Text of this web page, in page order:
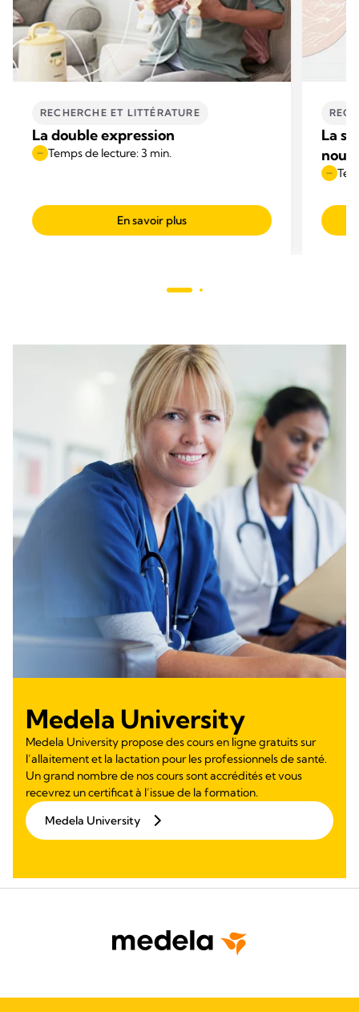
RECHERCHE ET LITTÉRATURE
La double expression
Temps de lecture: 3 min.
En savoir plus
La
Medela University
Medela University propose des cours en ligne gratuits sur
l’allaitement et la lactation pour les professionnels de santé.
Un grand nombre de nos cours sont accrédités et vous
recevrez un certificat à l’issue de la formation.
Medela University